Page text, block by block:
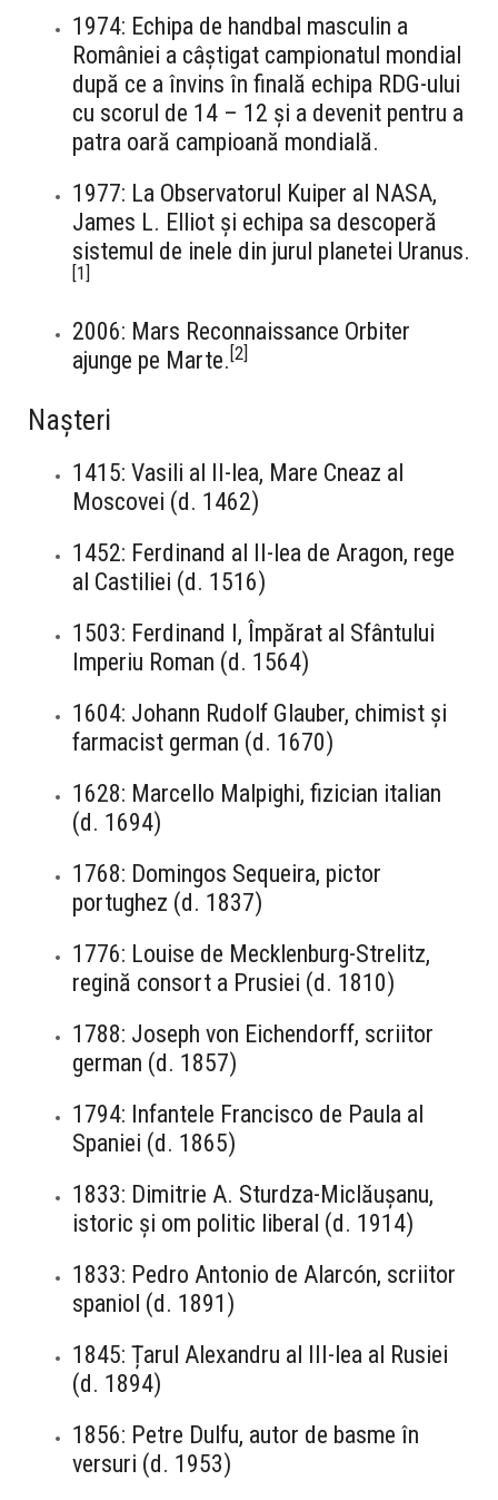
1974: Echipa de handbal masculin a
României a câștigat campionatul mondial
după ce a învins în finală echipa RDG-ului
cu scorul de 14 – 12 și a devenit pentru a
patra oară campioană mondială.
1977: La Observatorul Kuiper al NASA,
James L. Elliot și echipa sa descoperă
sistemul de inele din jurul planetei Uranus.
[1]
2006: Mars Reconnaissance Orbiter
ajunge pe Marte. [2]
Nașteri
1415: Vasili al II-lea, Mare Cneaz al
Moscovei (d. 1462)
1452: Ferdinand al II-lea de Aragon, rege
al Castiliei (d. 1516)
1503: Ferdinand I, Împărat al Sfântului
Imperiu Roman (d. 1564)
1604: Johann Rudolf Glauber, chimist și
farmacist german (d. 1670)
1628: Marcello Malpighi, fizician italian
(d. 1694)
1768: Domingos Sequeira, pictor
portughez (d. 1837)
1776: Louise de Mecklenburg-Strelitz,
regină consort a Prusiei (d. 1810)
1788: Joseph von Eichendorff, scriitor
german (d. 1857)
1794: Infantele Francisco de Paula al
Spaniei (d. 1865)
1833: Dimitrie A. Sturdza-Miclăușanu,
istoric și om politic liberal (d. 1914)
1833: Pedro Antonio de Alarcón, scriitor
spaniol (d. 1891)
1845: Țarul Alexandru al III-lea al Rusiei
(d. 1894)
1856: Petre Dulfu, autor de basme în
versuri (d. 1953)